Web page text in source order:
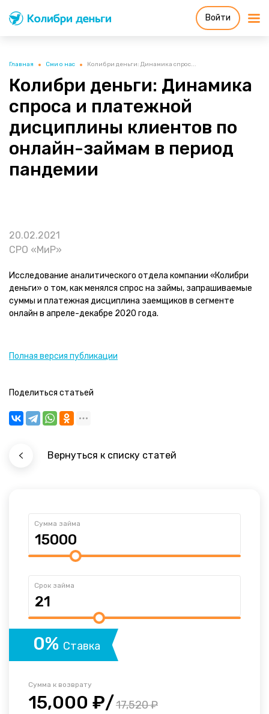
Войти
Главная Сми о нас Колибри деньги: Динамика спрос...
Колибри деньги: Динамика
спроса и платежной
дисциплины клиентов по
онлайн-займам в период
пандемии
20.02.2021
СРО «МиР»
Исследование аналитического отдела компании «Колибри
деньги» о том, как менялся спрос на займы, запрашиваемые
суммы и платежная дисциплина заемщиков в сегменте
онлайн в апреле-декабре 2020 года.
Полная версия публикации
Вернуться к списку статей
Поделиться статьей
Сумма займа
Срок займа
0% Ставка
Сумма к возврату
15,000 ₽/17,520 ₽